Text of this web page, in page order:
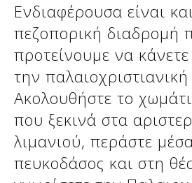
Ενδιαφέρουσα είναι
πεζοπορική διαδρομή
προτείνουμε να
την
Ακολουθήστε το
που ξεκινά στα
λιμανιού, περάστε
πευκοδάσος και στη